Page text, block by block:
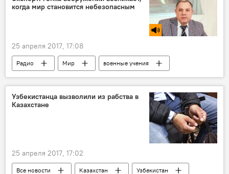
когда мир становится небезопасным
25 апреля 2017, 17:08
Радио Мир
военные учения
Армия и вооружение
Узбекистанца вызволили из рабства в
Казахстане
25 апреля 2017, 17:02
Все новости Казахстан Узбекистан